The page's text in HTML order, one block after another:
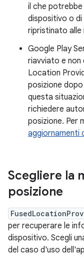
il che potrebbe
dispositivo o
ripristinato alle
Google Play
riavviato e non
Location
posizione
questa
richiedere
posizione. Per
aggiornamenti
Scegliere la
posizione
per recuperare le
dispositivo. Scegli
del caso d'uso